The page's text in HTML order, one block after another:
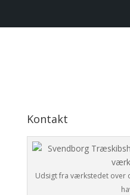
Kontakt
Udsigt fra værkstedet over